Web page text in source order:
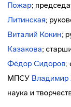
Пожар;
Литинская;
Виталий Кокин;
Казакова;
Фёдор Сидоров;
МПСУ
наука и